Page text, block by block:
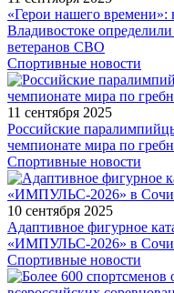
«Герои нашего
Владивостоке
ветеранов СВО
Спортивные новости
11 сентября 2025
Российские
чемпионате мира по
Спортивные новости
10 сентября 2025
Адаптивное фигурное
«ИМПУЛЬС-2026» в Сочи
Спортивные новости